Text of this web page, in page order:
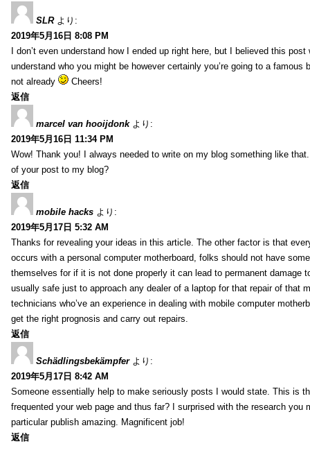
SLR より:
2019年5月16日 8:08 PM
I don’t even understand how I ended up right here, but I believed this post
understand who you might be however certainly you’re going to a famous
not already
Cheers!
返信
marcel van hooijdonk より:
2019年5月16日 11:34 PM
Wow! Thank you! I always needed to write on my blog something like
of your post to my blog?
返信
mobile hacks より:
2019年5月17日 5:32 AM
Thanks for revealing your ideas in this article. The other factor is that
occurs with a personal computer motherboard, folks should not have
themselves for if it is not done properly it can lead to permanent damage
usually safe just to approach any dealer of a laptop for that repair of that
technicians who’ve an experience in dealing with mobile computer
get the right prognosis and carry out repairs.
返信
Schädlingsbekämpfer より:
2019年5月17日 8:42 AM
Someone essentially help to make seriously posts I would state. This is
frequented your web page and thus far? I surprised with the research you
particular publish amazing. Magnificent job!
返信